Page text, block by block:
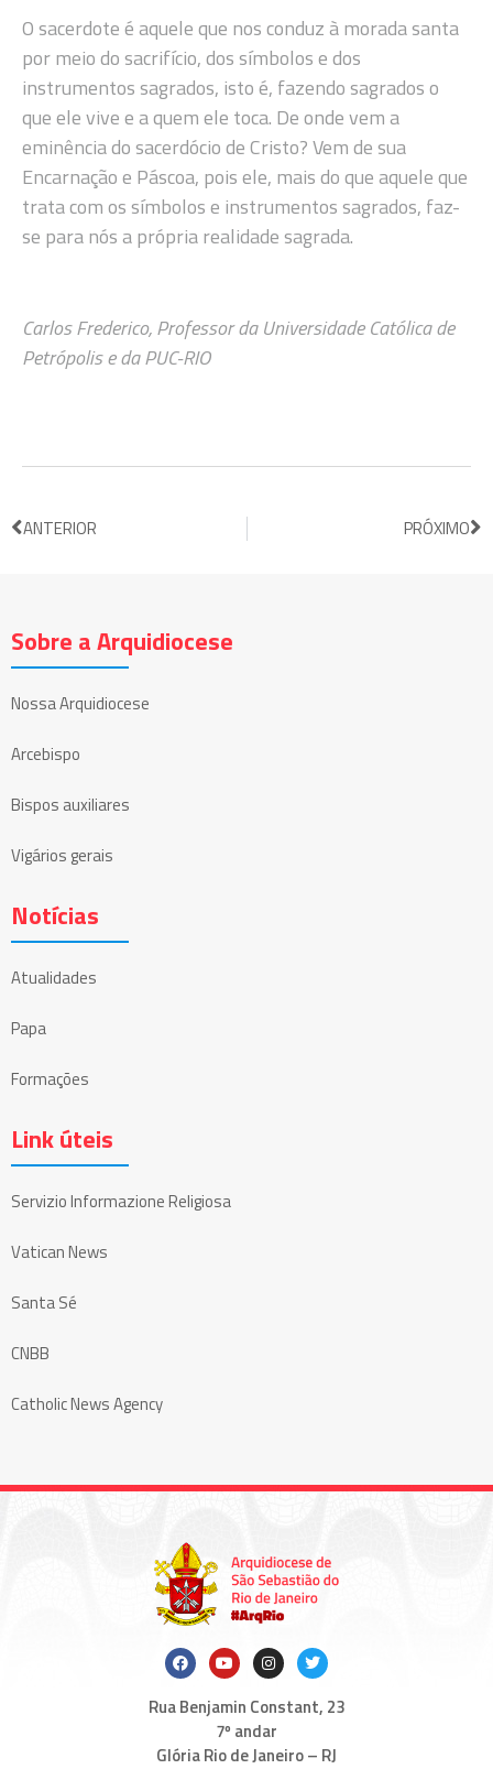
O sacerdote é aquele que nos conduz à morada santa
por meio do sacrifício, dos símbolos e dos
instrumentos sagrados, isto é, fazendo sagrados o
que ele vive e a quem ele toca. De onde vem a
eminência do sacerdócio de Cristo? Vem de sua
Encarnação e Páscoa, pois ele, mais do que aquele que
trata com os símbolos e instrumentos sagrados, faz-
se para nós a própria realidade sagrada.
Carlos Frederico, Professor da Universidade Católica de
Petrópolis e da PUC-RIO
ANTERIOR PRÓXIMO
Sobre a Arquidiocese
Nossa Arquidiocese
Arcebispo
Bispos auxiliares
Vigários gerais
Notícias
Atualidades
Papa
Formações
Link úteis
Servizio Informazione Religiosa
Vatican News
Santa Sé
CNBB
Catholic News Agency
Rua Benjamin Constant, 23
7º andar
Glória Rio de Janeiro – RJ